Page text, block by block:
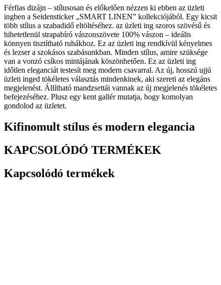
Férfias dizájn – stílusosan és előkelően nézzen ki ebben az üzleti
ingben a Seidensticker „SMART LINEN” kollekciójából. Egy kicsit
több stílus a szabadidő eltöltéséhez. az üzleti ing szoros szövésű és
hihetetlenül strapabíró vászonszövete 100% vászon – ideális
könnyen tisztítható ruhákhoz. Ez az üzleti ing rendkívül kényelmes
és lezser a szokásos szabásunkban. Minden stílus, amire szüksége
van a vonzó csíkos mintájának köszönhetően. Ez az üzleti ing
időtlen eleganciát testesít meg modern csavarral. Az új, hosszú ujjú
üzleti inged tökéletes választás mindenkinek, aki szereti az elegáns
megjelenést. Állítható mandzsettái vannak az új megjelenés tökéletes
befejezéséhez. Plusz egy kent gallér mutatja, hogy komolyan
gondolod az üzletet.
Kifinomult stílus és modern elegancia
KAPCSOLÓDÓ TERMÉKEK
Kapcsolódó termékek